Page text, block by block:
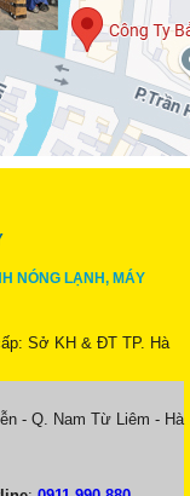
NÓNG LẠNH, MÁY
Sở KH & ĐT TP. Hà
- Q. Nam Từ Liêm - Hà